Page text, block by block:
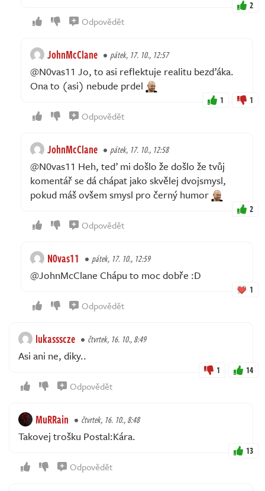
2
Odpovědět
JohnMcClane pátek, 17. 10., 12:57
@N0vas11 Jo, to asi reflektuje realitu bezďáka.
Ona to (asi) nebude prdel
1 1
Odpovědět
JohnMcClane pátek, 17. 10., 12:58
@N0vas11 Heh, teď mi došlo že došlo že tvůj
komentář se dá chápat jako skvělej dvojsmysl,
pokud máš ovšem smysl pro černý humor
2
Odpovědět
N0vas11 pátek, 17. 10., 12:59
@JohnMcClane Chápu to moc dobře :D
1
Odpovědět
lukassscze čtvrtek, 16. 10., 8:49
Asi ani ne, diky..
1 14
Odpovědět
MuRRain čtvrtek, 16. 10., 8:48
Takovej trošku Postal:Kára.
13
Odpovědět